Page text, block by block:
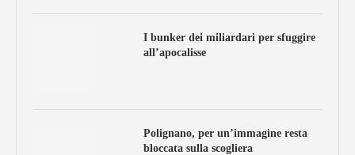
I bunker dei miliardari per sfuggire
all’apocalisse
Polignano, per un’immagine resta
bloccata sulla scogliera